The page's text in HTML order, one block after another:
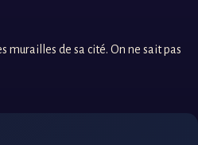
murailles de sa cité. On ne sait pas